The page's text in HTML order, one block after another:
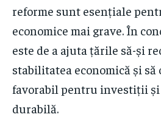
reforme sunt esențiale
economice mai grave. În
este de a ajuta țările să-și
stabilitatea economică și să
favorabil pentru investiții și
durabilă.